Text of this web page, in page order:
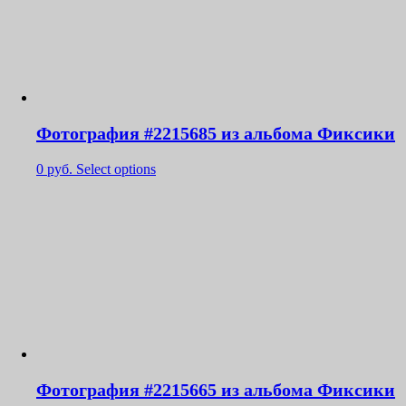
Фотография #2215685 из альбома Фиксики
0 руб. Select options
Фотография #2215665 из альбома Фиксики